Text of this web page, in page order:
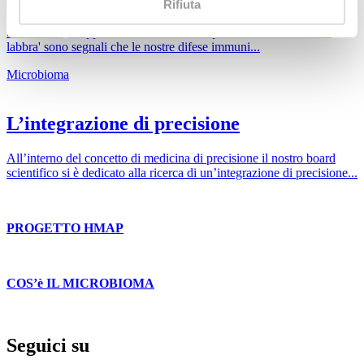
Rifiuta
Stanchezza, inappetenza o anche la comparsa della 'febbre sulle
labbra' sono segnali che le nostre difese immuni...
Microbioma
L’integrazione di precisione
All’interno del concetto di medicina di precisione il nostro board
scientifico si è dedicato alla ricerca di un’integrazione di precisione...
PROGETTO HMAP
COS’è IL MICROBIOMA
Seguici su